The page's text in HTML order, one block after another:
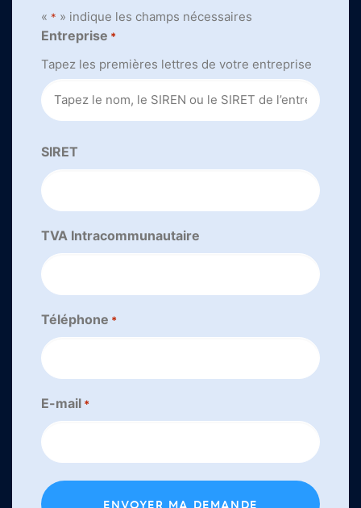
« * » indique les champs nécessaires
Entreprise *
Tapez les premières lettres de votre entreprise
SIRET
TVA Intracommunautaire
Téléphone *
E-mail *